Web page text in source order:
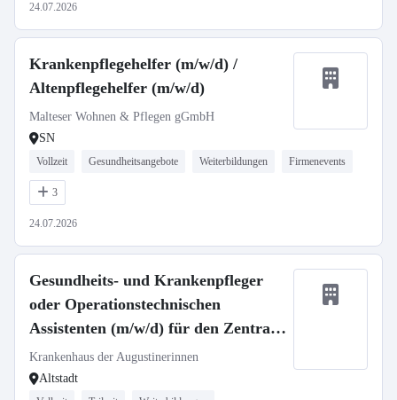
24.07.2026
Krankenpflegehelfer (m/w/d) /
Altenpflegehelfer (m/w/d)
Malteser Wohnen & Pflegen gGmbH
SN
Vollzeit Gesundheitsangebote Weiterbildungen Firmenevents
3
24.07.2026
Gesundheits- und Krankenpfleger
oder Operationstechnischen
Assistenten (m/w/d) für den Zentral
OP - Neuaufbau unserer Spätdienste
Krankenhaus der Augustinerinnen
Altstadt